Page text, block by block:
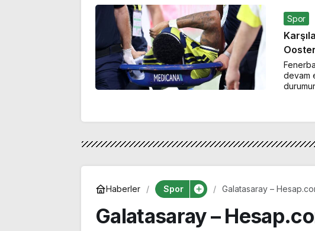
Spor
devam
Haberler Spor
Galatasaray –
Galatasaray –